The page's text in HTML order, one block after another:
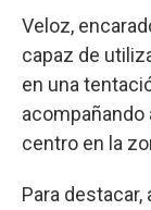
Veloz,
capaz de
en una
acompañando
centro en la
Para